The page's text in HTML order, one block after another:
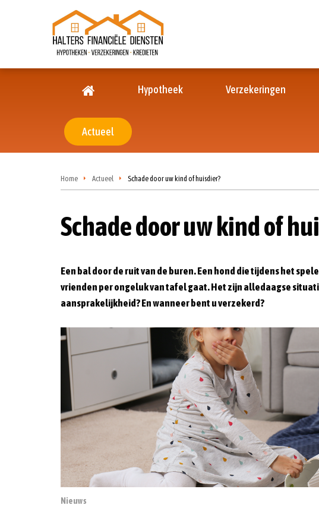
Hypotheek Verzekeringen
Actueel
Home Actueel Schade door uw kind of huisdier?
Schade door uw kind of
Een bal door de ruit van de buren. Een hond die tijdens het
vrienden per ongeluk van tafel gaat. Het zijn alledaagse
aansprakelijkheid? En wanneer bent u verzekerd?
Nieuws